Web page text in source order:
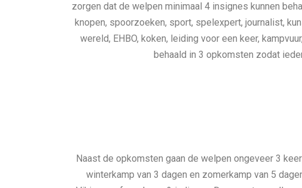
zorgen dat de welpen minimaal 4 insignes kunnen
knopen, spoorzoeken, sport, spelexpert, journalist,
wereld, EHBO, koken, leiding voor een keer,
behaald in 3 opkomsten zodat
Naast de opkomsten gaan de welpen ongeveer 3
winterkamp van 3 dagen en zomerkamp van 5